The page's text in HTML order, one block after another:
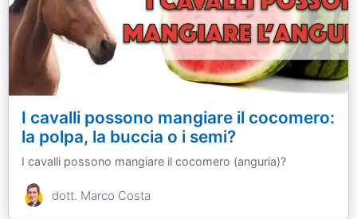
I cavalli possono mangiare il cocomero:
la polpa, la buccia o i semi?
I cavalli possono mangiare il cocomero (anguria)?
dott. Marco Costa